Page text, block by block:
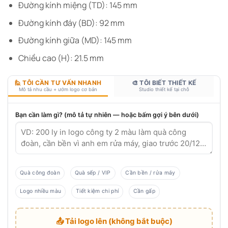
Đường kính miệng (TD): 145 mm
Đường kính đáy (BD): 92 mm
Đường kính giữa (MD): 145 mm
Chiều cao (H): 21.5 mm
🙋 TÔI CẦN TƯ VẤN NHANH
Mô tả nhu cầu + ướm logo cơ bản
🎨 TÔI BIẾT THIẾT KẾ
Studio thiết kế tại chỗ
Bạn cần làm gì? (mô tả tự nhiên — hoặc bấm gợi ý bên dưới)
Quà công đoàn Quà sếp / VIP Cần bền / rửa máy
Logo nhiều màu Tiết kiệm chi phí Cần gấp
📤 Tải logo lên (không bắt buộc)